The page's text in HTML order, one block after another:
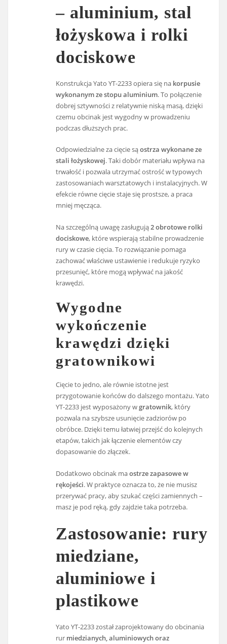
– aluminium, stal
łożyskowa i rolki
dociskowe
Konstrukcja Yato YT-2233 opiera się na korpusie
wykonanym ze stopu aluminium. To połączenie
dobrej sztywności z relatywnie niską masą, dzięki
czemu obcinak jest wygodny w prowadzeniu
podczas dłuższych prac.
Odpowiedzialne za cięcie sąostrza wykonane ze
stali łożyskowej. Taki dobór materiału wpływa na
trwałość i pozwala utrzymać ostrość w typowych
zastosowaniach warsztatowych i instalacyjnych. W
efekcie równe cięcie staje się prostsze, a praca
mniej męcząca.
Na szczególną uwagę zasługują2 obrotowe rolki
dociskowe, które wspierają stabilne prowadzenie
rury w czasie cięcia. To rozwiązanie pomaga
zachować właściwe ustawienie i redukuje ryzyko
przesunięć, które mogą wpływać na jakość
krawędzi.
Wygodne
wykończenie
krawędzi dzięki
gratownikowi
Cięcie to jedno, ale równie istotne jest
przygotowanie końców do dalszego montażu. Yato
YT-2233 jest wyposażony wgratownik, który
pozwala na szybsze usunięcie zadziorów po
obróbce. Dzięki temu łatwiej przejść do kolejnych
etapów, takich jak łączenie elementów czy
dopasowanie do złączek.
Dodatkowo obcinak maostrze zapasowe w
rękojeści. W praktyce oznacza to, że nie musisz
przerywać pracy, aby szukać części zamiennych –
masz je pod ręką, gdy zajdzie taka potrzeba.
Zastosowanie: rury
miedziane,
aluminiowe i
plastikowe
Yato YT-2233 został zaprojektowany do obcinania
rur miedzianych, aluminiowych oraz